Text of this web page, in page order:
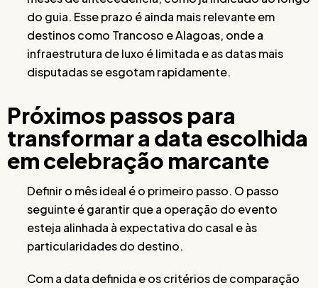
do guia. Esse prazo é ainda mais relevante em
destinos como Trancoso e Alagoas, onde a
infraestrutura de luxo é limitada e as datas mais
disputadas se esgotam rapidamente.
Próximos passos para
transformar a data escolhida
em celebração marcante
Definir o mês ideal é o primeiro passo. O passo
seguinte é garantir que a operação do evento
esteja alinhada à expectativa do casal e às
particularidades do destino.
Com a data definida e os critérios de comparação